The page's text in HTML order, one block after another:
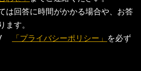
は回答に時間がかかる場合や、お答
ます。
「プライバシーポリシー」 を必ず